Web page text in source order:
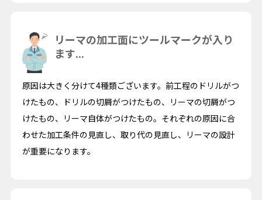
リーマの加工面にツールマークが入り
ます...
原因は大きく分けて4種類ございます。前工程のドリルがつ
けたもの、ドリルの切屑がつけたもの、リーマの切屑がつ
けたもの、リーマ自体がつけたもの。それぞれの原因に合
わせた加工条件の見直し、取り代の見直し、リーマの設計
が重要になります。